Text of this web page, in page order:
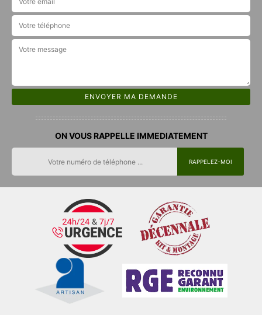
ON VOUS RAPPELLE IMMEDIATEMENT